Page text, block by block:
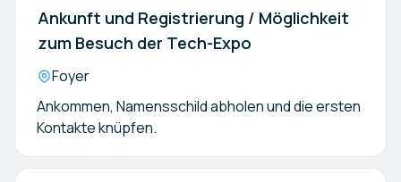
Ankunft und Registrierung / Möglichkeit
zum Besuch der Tech-Expo
Location:
Foyer
Ankommen, Namensschild abholen und die ersten
Kontakte knüpfen.